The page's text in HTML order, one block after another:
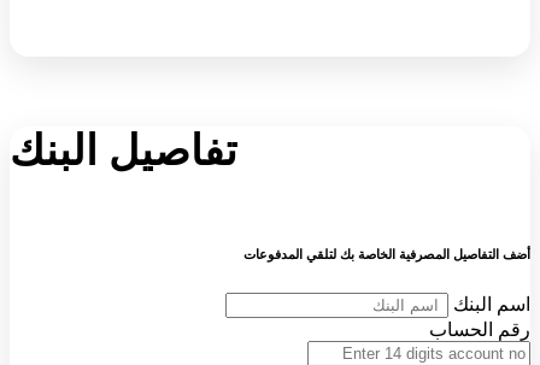
تفاصيل البنك
أضف التفاصيل المصرفية الخاصة بك لتلقي المدفوعات
اسم البنك
رقم الحساب